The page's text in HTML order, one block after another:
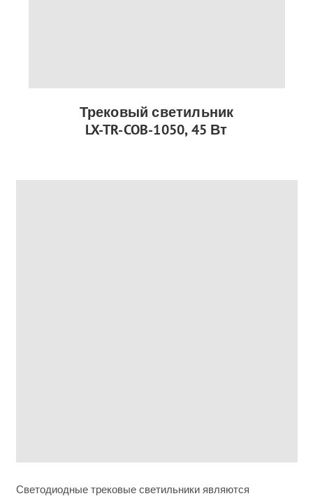
Трековый светильник
LX-TR-COB-1050, 45 Вт
Светодиодные трековые светильники являются